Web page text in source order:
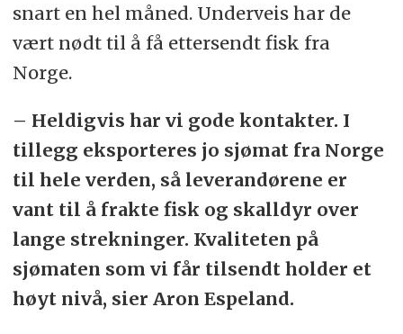
snart en hel måned. Underveis har de
vært nødt til å få ettersendt fisk fra
Norge.
– Heldigvis har vi gode kontakter. I
tillegg eksporteres jo sjømat fra Norge
til hele verden, så leverandørene er
vant til å frakte fisk og skalldyr over
lange strekninger. Kvaliteten på
sjømaten som vi får tilsendt holder et
høyt nivå, sier Aron Espeland.